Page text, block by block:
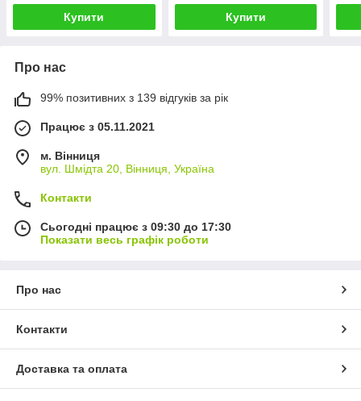
Купити Купити
Про нас
99% позитивних з 139 відгуків за рік
Працює з 05.11.2021
м. Вінниця
вул. Шмідта 20, Вінниця, Україна
Контакти
Сьогодні працює з 09:30 до 17:30
Показати весь графік роботи
Про нас
Контакти
Доставка та оплата